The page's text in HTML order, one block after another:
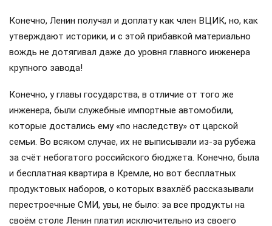
Конечно, Ленин получал и доплату как член ВЦИК, но, как
утверждают историки, и с этой прибавкой материально
вождь не дотягивал даже до уровня главного инженера
крупного завода!
Конечно, у главы государства, в отличие от того же
инженера, были служебные импортные автомобили,
которые достались ему «по наследству» от царской
семьи. Во всяком случае, их не выписывали из-за рубежа
за счёт небогатого российского бюджета. Конечно, была
и бесплатная квартира в Кремле, но вот бесплатных
продуктовых наборов, о которых взахлёб рассказывали
перестроечные СМИ, увы, не было: за все продукты на
своём столе Ленин платил исключительно из своего